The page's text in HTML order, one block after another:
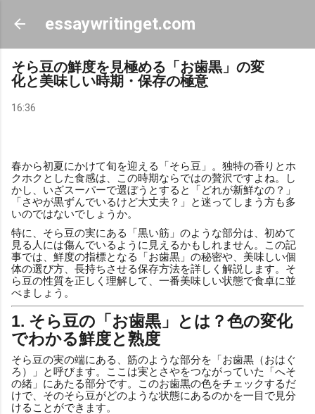
スキップしてメイン コンテンツに移動
essaywritinget.com
そら豆の鮮度を見極める「お歯黒」の変
化と美味しい時期・保存の極意
16:36
春から初夏にかけて旬を迎える「そら豆」。独特の香りとホ
クホクとした食感は、この時期ならではの贅沢ですよね。し
かし、いざスーパーで選ぼうとすると「どれが新鮮なの？」
「さやが黒ずんでいるけど大丈夫？」と迷ってしまう方も多
いのではないでしょうか。
特に、そら豆の実にある「黒い筋」のような部分は、初めて
見る人には傷んでいるように見えるかもしれません。この記
事では、鮮度の指標となる「お歯黒」の秘密や、美味しい個
体の選び方、長持ちさせる保存方法を詳しく解説します。そ
ら豆の性質を正しく理解して、一番美味しい状態で食卓に並
べましょう。
1. そら豆の「お歯黒」とは？色の変化
でわかる鮮度と熟度
そら豆の実の端にある、筋のような部分を「お歯黒（おはぐ
ろ）」と呼びます。ここは実とさやをつながっていた「へそ
の緒」にあたる部分です。このお歯黒の色をチェックするだ
けで、そのそら豆がどのような状態にあるのかを一目で見分
けることができます。